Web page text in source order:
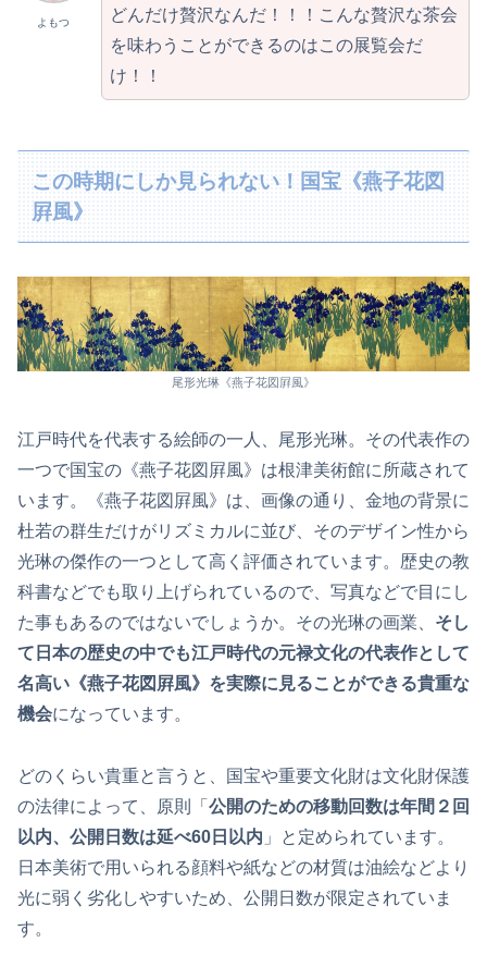
よもつ
どんだけ贅沢なんだ！！！こんな贅沢な茶会
を味わうことができるのはこの展覧会だ
け！！
この時期にしか見られない！国宝《燕子花図
屛風》
尾形光琳《燕子花図屛風》
江戸時代を代表する絵師の一人、尾形光琳。その代表作の
一つで国宝の《燕子花図屛風》は根津美術館に所蔵されて
います。《燕子花図屛風》は、画像の通り、金地の背景に
杜若の群生だけがリズミカルに並び、そのデザイン性から
光琳の傑作の一つとして高く評価されています。歴史の教
科書などでも取り上げられているので、写真などで目にし
た事もあるのではないでしょうか。その光琳の画業、 そし
て日本の歴史の中でも江戸時代の元禄文化の代表作として
名高い《燕子花図屛風》を実際に見ることができる貴重な
機会になっています。
どのくらい貴重と言うと、国宝や重要文化財は文化財保護
の法律によって、原則「 公開のための移動回数は年間２回
以内、公開日数は延べ60日以内 」と定められています。
日本美術で用いられる顔料や紙などの材質は油絵などより
光に弱く劣化しやすいため、公開日数が限定されていま
す。